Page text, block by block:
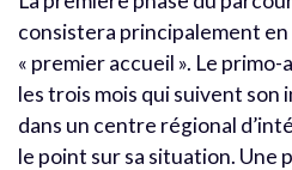
consistera principalement en
« premier accueil ». Le
les trois mois qui suivent son
dans un centre régional
le point sur sa situation. Une